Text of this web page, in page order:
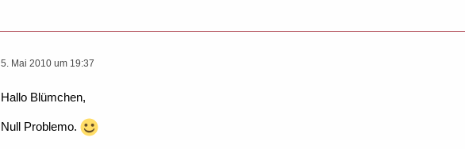
5. Mai 2010 um 19:37
Hallo Blümchen,
Null Problemo.